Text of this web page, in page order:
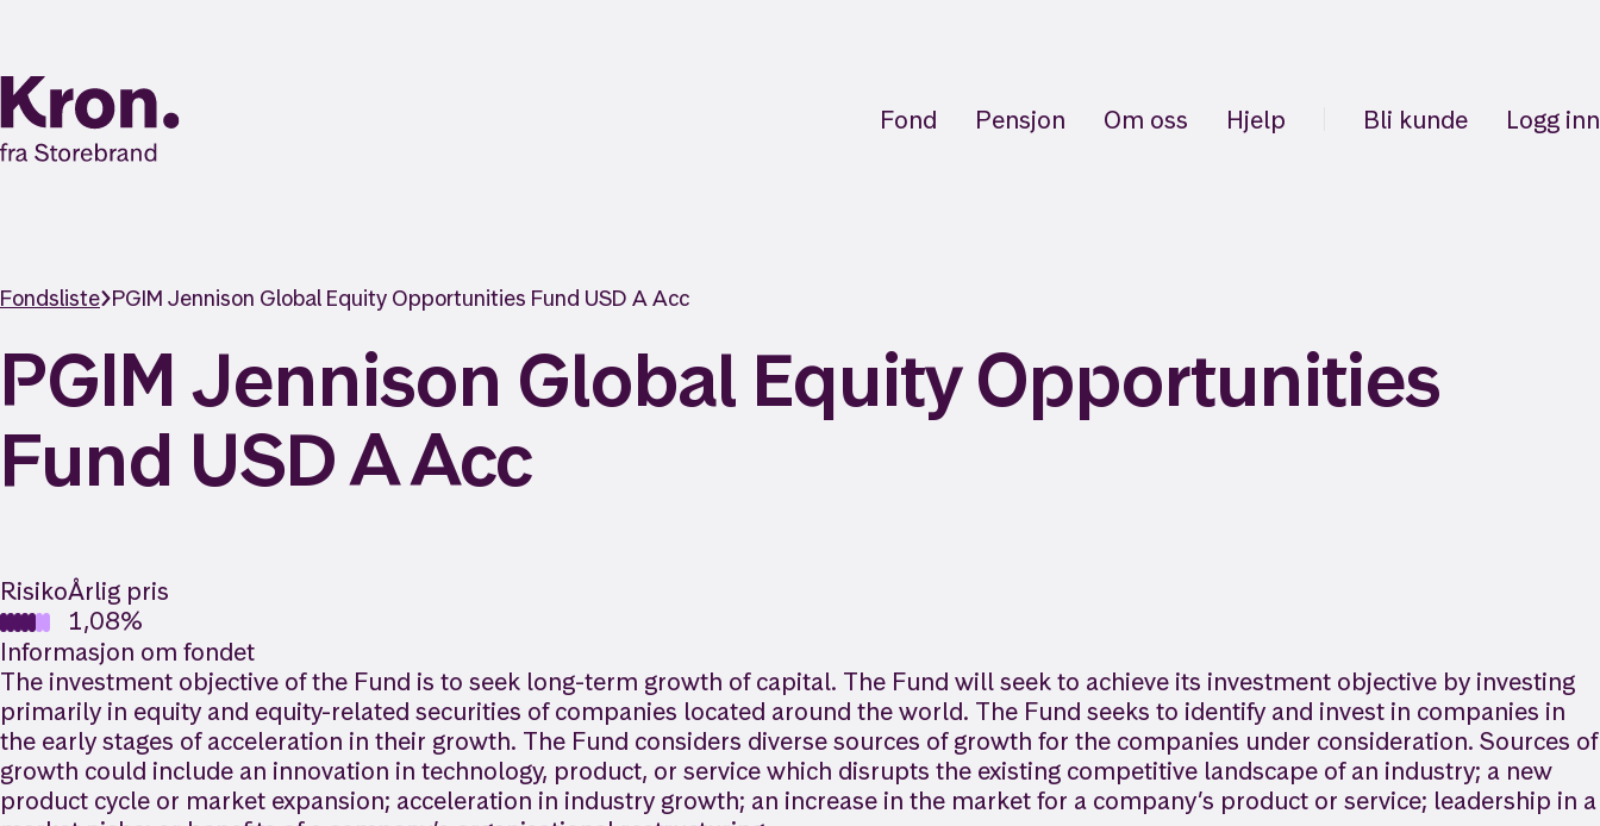
Fond Pensjon Om oss Hjelp Bli kunde Logg inn
Fondsliste PGIM Jennison Global Equity Opportunities Fund USD A Acc
PGIM Jennison Global Equity Opportunities
Fund USD A Acc
RisikoÅrlig pris
1,08%
Informasjon om fondet
The investment objective of the Fund is to seek long-term growth of capital. The Fund will seek to achieve its investment objective by investing
primarily in equity and equity-related securities of companies located around the world. The Fund seeks to identify and invest in companies in
the early stages of acceleration in their growth. The Fund considers diverse sources of growth for the companies under consideration. Sources of
growth could include an innovation in technology, product, or service which disrupts the existing competitive landscape of an industry; a new
product cycle or market expansion; acceleration in industry growth; an increase in the market for a company’s product or service; leadership in a